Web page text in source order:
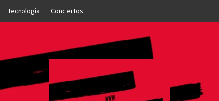
Tecnología Conciertos